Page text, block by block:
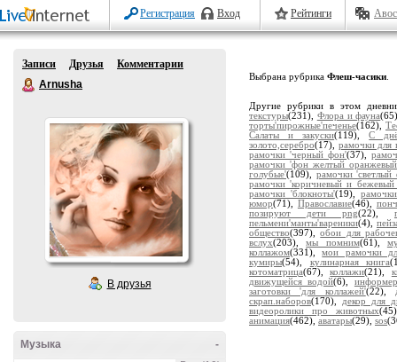
Регистрация Вход Рейтинги
Записи Друзья
Комментарии
Arnusha
В друзья
-
Музыка
Выбрана рубрика Флеш-часики
Другие рубрики в этом
текстуры(231), Флора и фауна
торты'пирожные'печенье(162),
Салаты и закуски(119),С
золото,серебро(17), рамочки для
рамочки 'черный фон'(37),
рамочки 'фон желтый
голубые'(109), рамочки 'светлый
рамочки 'коричневый и
рамочки 'блокноты'(19),
юмор(71), Православие(46),
позируют дети png(22),
пельмени'манты'вареники(4),
общество(397),обои для
вслух(203),мы помним(61),
коллажом(331),мои рамочки
кумиры(54), кулинарная книга
котоматрица(67),коллажи(21),
движущейся водой(6),
заготовки 'для коллажей'(22),
скрап.наборов(170), декор для
видеоролики про животных
анимация(462), аватары(29), sos